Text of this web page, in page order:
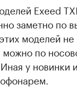
Exeed
заметно по
моделей
по
у новинки